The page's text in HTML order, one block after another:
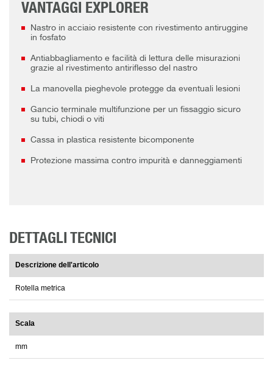
VANTAGGI EXPLORER
Nastro in acciaio resistente con rivestimento antiruggine
in fosfato
Antiabbagliamento e facilità di lettura delle misurazioni
grazie al rivestimento antiriflesso del nastro
La manovella pieghevole protegge da eventuali lesioni
Gancio terminale multifunzione per un fissaggio sicuro
su tubi, chiodi o viti
Cassa in plastica resistente bicomponente
Protezione massima contro impurità e danneggiamenti
DETTAGLI TECNICI
Descrizione dell'articolo
Rotella metrica
Scala
mm